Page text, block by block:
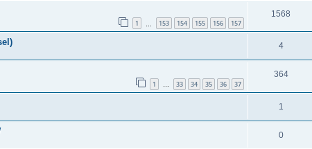
1 153 154 155 156 157
1568
4
1 … 33 34 35 36 37
364
1
0